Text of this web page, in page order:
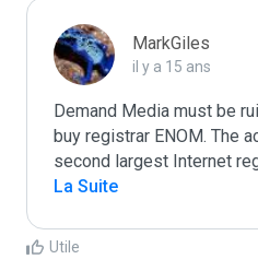
MarkGiles
il y a 15 ans
Demand Media must be
buy registrar ENOM. The
second largest Internet
La Suite
Utile